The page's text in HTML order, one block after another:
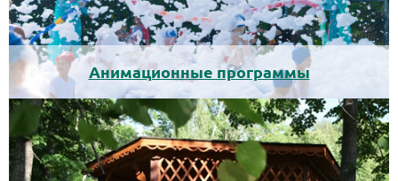
Анимационные программы